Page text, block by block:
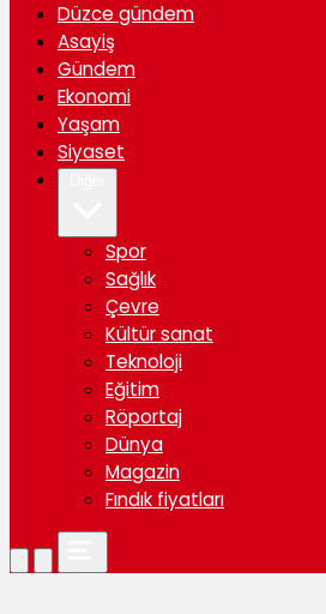
Düzce gündem
Asayiş
Gündem
Ekonomi
Yaşam
Siyaset
Spor
Sağlık
Çevre
Kültür sanat
Teknoloji
Eğitim
Röportaj
Dünya
Magazin
Fındık fiyatları